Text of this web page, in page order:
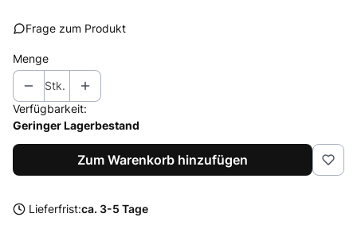
Frage zum Produkt
Menge
Stk.
Verfügbarkeit:
Geringer Lagerbestand
Zum Warenkorb hinzufügen
Lieferfrist:ca. 3-5 Tage